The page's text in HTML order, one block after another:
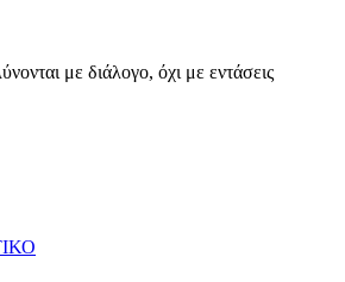
με διάλογο, όχι με εντάσεις